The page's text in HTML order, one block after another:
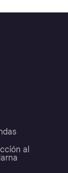
al